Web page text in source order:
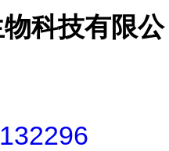
科技有限公